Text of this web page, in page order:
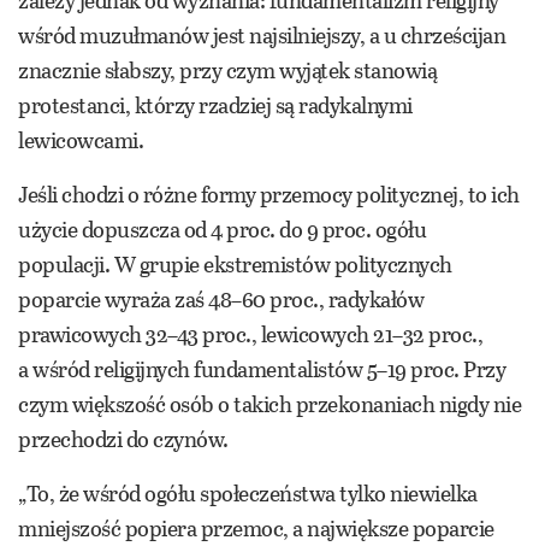
wśród muzułmanów jestnajsilniejszy, a u chrześcijan
znacznie słabszy, przy czym wyjątek stanowią
protestanci, którzy rzadziej są radykalnymi
lewicowcami.
Jeśli chodzi o różne formy przemocy politycznej, to ich
użycie dopuszcza od 4 proc. do 9 proc. ogółu
populacji. W grupie ekstremistów politycznych
poparcie wyraża zaś 48–60 proc., radykałów
prawicowych 32–43 proc., lewicowych 21–32 proc.,
a wśród religijnych fundamentalistów 5–19 proc. Przy
czym większość osób o takich przekonaniach nigdy nie
przechodzi do czynów.
„To, że wśród ogółu społeczeństwa tylko niewielka
mniejszość popiera przemoc, a największe poparcie